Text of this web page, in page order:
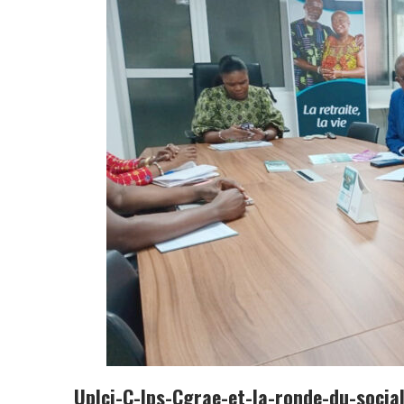
Uplci-C-Ips-Cgrae-et-la-ronde-du-